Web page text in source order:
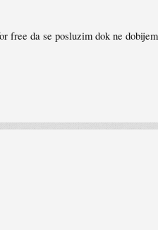
da se posluzim dok ne